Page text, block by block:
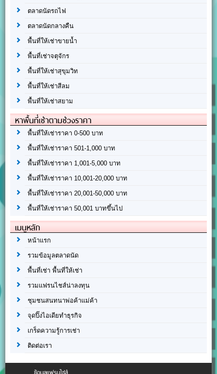
ตลาดนัดรถไฟ
ตลาดนัดกลางคืน
พื้นที่ให้เช่าขายน้ำ
พื้นที่เช่าจตุจักร
พื้นที่ให้เช่าสุขุมวิท
พื้นที่ให้เช่าสีลม
พื้นที่ให้เช่าสยาม
หาพื้นที่เช่าตามช่วงราคา
พื้นที่ให้เช่าราคา 0-500 บาท
พื้นที่ให้เช่าราคา 501-1,000 บาท
พื้นที่ให้เช่าราคา 1,001-5,000 บาท
พื้นที่ให้เช่าราคา 10,001-20,000 บาท
พื้นที่ให้เช่าราคา 20,001-50,000 บาท
พื้นที่ให้เช่าราคา 50,001 บาทขึ้นไป
เมนูหลัก
หน้าแรก
รวมข้อมูลตลาดนัด
พื้นที่เช่า พื้นที่ให้เช่า
รวมแฟรนไชส์น่าลงทุน
ชุมชนสนทนาพ่อค้าแม่ค้า
จุดปิ๊งไอเดียทำธุรกิจ
เกร็ดความรู้การเช่า
ติดต่อเรา